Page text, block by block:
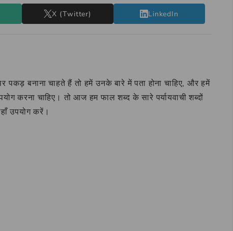
X (Twitter) LinkedIn
पकड़ बनाना चाहते हैं तो हमें उनके बारे में पता होना चाहिए, और हमें
करना चाहिए। तो आज हम फाल शब्द के सारे पर्यायवाची शब्दों
उपयोग करें।